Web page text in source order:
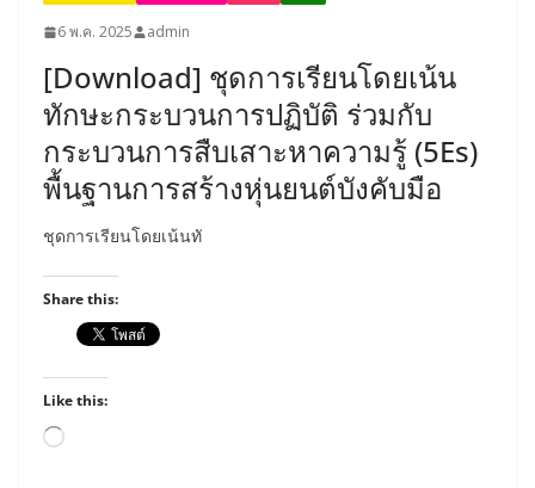
6 พ.ค. 2025 admin
[Download] ชุดการเรียนโดยเน้น
ทักษะกระบวนการปฏิบัติ ร่วมกับ
กระบวนการสืบเสาะหาความรู้ (5Es)
พื้นฐานการสร้างหุ่นยนต์บังคับมือ
ชุดการเรียนโดยเน้นทั
Share this:
Like this:
Loading…